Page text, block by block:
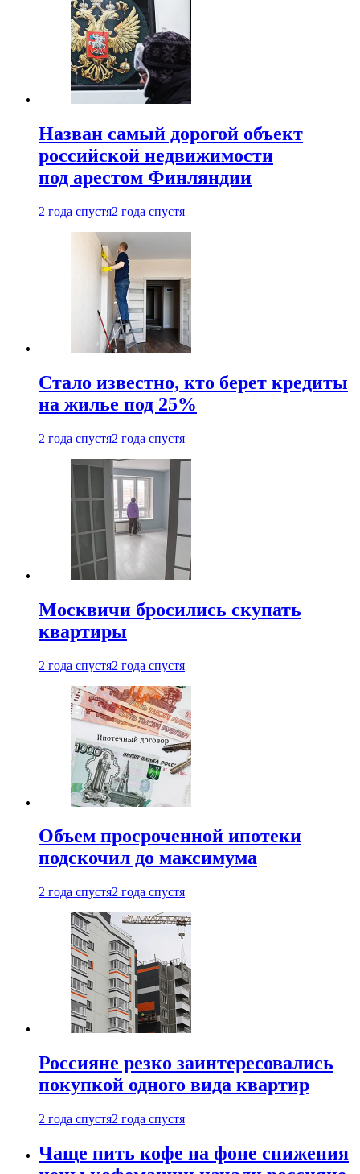
Назван самый дорогой объект
российской недвижимости
под арестом Финляндии
2 года спустя2 года спустя
Стало известно, кто берет кредиты
на жилье под 25%
2 года спустя2 года спустя
Москвичи бросились скупать
квартиры
2 года спустя2 года спустя
Объем просроченной ипотеки
подскочил до максимума
2 года спустя2 года спустя
Россияне резко заинтересовались
покупкой одного вида квартир
2 года спустя2 года спустя
Чаще пить кофе на фоне снижения